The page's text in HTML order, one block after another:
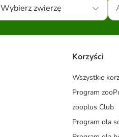
Wybierz zwierzę
Korzyści
Wszystkie
Program
zooplus Club
Program dla